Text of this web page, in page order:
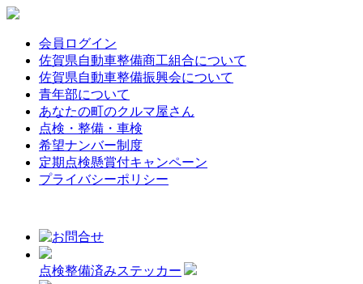
会員ログイン
佐賀県自動車整備商工組合について
佐賀県自動車整備振興会について
青年部について
あなたの町のクルマ屋さん
点検・整備・車検
希望ナンバー制度
定期点検懸賞付キャンペーン
プライバシーポリシー
点検整備済みステッカー